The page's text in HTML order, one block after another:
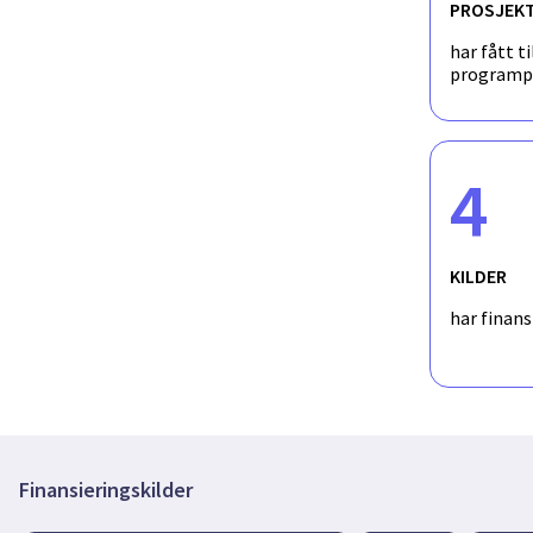
har fått
4
KILDER
har
Finansieringskilder